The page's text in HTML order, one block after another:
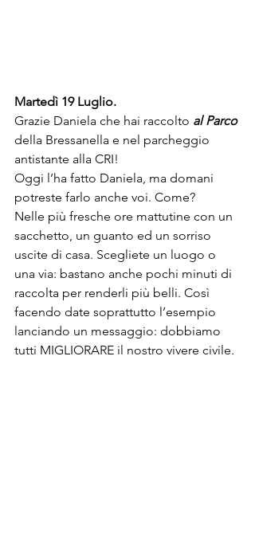
Martedì 19 Luglio.
Grazie Daniela che hai raccolto al Parco
della Bressanella e nel parcheggio
antistante alla CRI!
Oggi l’ha fatto Daniela, ma domani
potreste farlo anche voi. Come?
Nelle più fresche ore mattutine con un
sacchetto, un guanto ed un sorriso
uscite di casa. Scegliete un luogo o
una via: bastano anche pochi minuti di
raccolta per renderli più belli. Così
facendo date soprattutto l’esempio
lanciando un messaggio: dobbiamo
tutti MIGLIORARE il nostro vivere civile.